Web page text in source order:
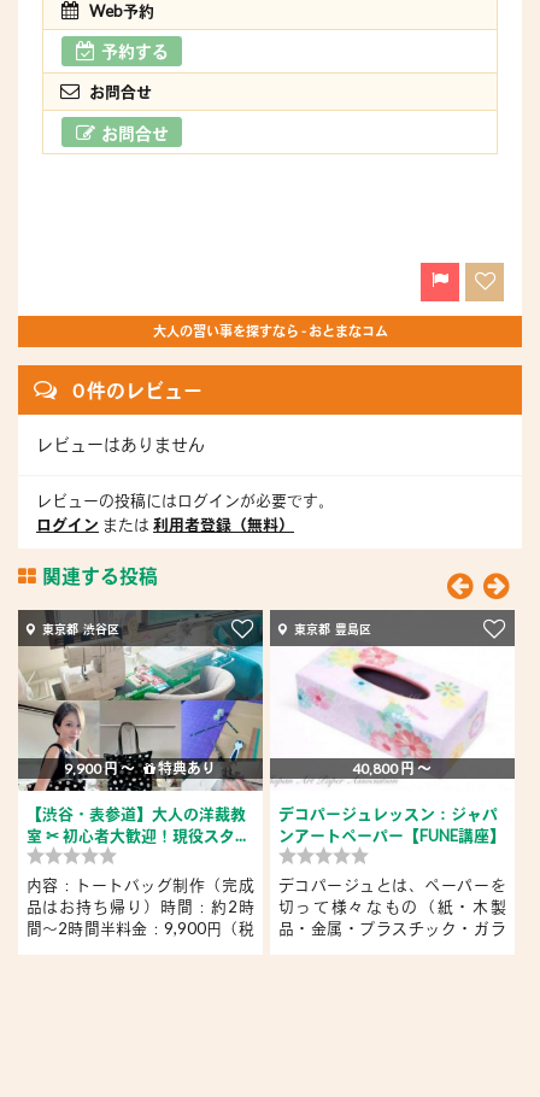
Web予約
予約する
お問合せ
お問合せ
大人の習い事を探すなら - おとまなコム
0 件のレビュー
レビューはありません
レビューの投稿にはログインが必要です。
ログイン または 利用者登録（無料）
関連する投稿
東京都 渋谷区
9,900 円 〜 特典あり
【渋谷・表参道】大人の洋裁教
室 ✂︎ 初心者大歓迎！現役スタ...
内容：トートバッグ制作（完成
品はお持ち帰り）時間：約2時
間〜2時間半料金：9,900円（税
東京都 豊島区
40,800 円 〜
デコパージュレッスン：ジャパ
ンアートペーパー【FUNE講座】
デコパージュとは、ペーパーを
切って様々なもの（紙・木製
品・金属・プラスチック・ガラ